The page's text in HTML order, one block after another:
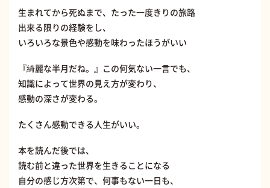
生まれてから死ぬまで、たった一度きりの旅路
出来る限りの経験をし、
いろいろな景色や感動を味わったほうがいい
『綺麗な半月だね。』この何気ない一言でも、
知識によって世界の見え方が変わり、
感動の深さが変わる。
たくさん感動できる人生がいい。
本を読んだ後では、
読む前と違った世界を生きることになる
自分の感じ方次第で、何事もない一日も、